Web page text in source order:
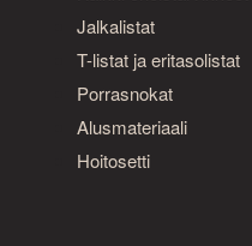
Jalkalistat
T-listat ja eritasolistat
Porrasnokat
Alusmateriaali
Hoitosetti